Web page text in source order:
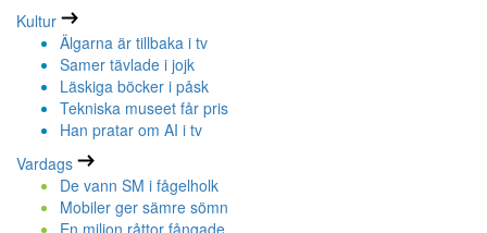
Kultur
Älgarna är tillbaka i tv
Samer tävlade i jojk
Läskiga böcker i påsk
Tekniska museet får pris
Han pratar om AI i tv
Vardags
De vann SM i fågelholk
Mobiler ger sämre sömn